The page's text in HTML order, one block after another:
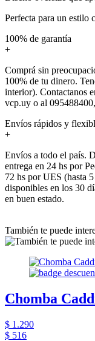
Perfecta para un estilo
100% de garantía
+
Comprá sin
100% de tu dinero.
interior). Contactanos
vcp.uy o al
Envíos rápidos y
+
Envíos a todo el país.
entrega en 24 hs por
72 hs por UES (hasta
disponibles en los 30
en buen estado.
También te puede
Chomba
$ 1.290
$ 516